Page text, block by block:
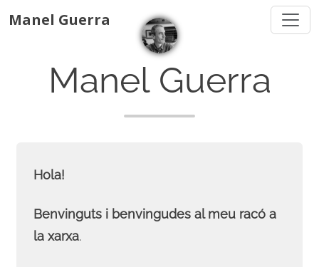
Manel Guerra
Manel Guerra
Hola!
Benvinguts i benvingudes al meu racó a
la xarxa.